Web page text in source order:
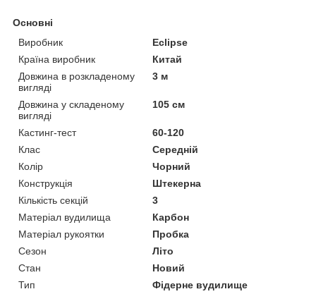
Основні
Виробник
Eclipse
Країна виробник
Китай
Довжина в розкладеному
вигляді
3 м
Довжина у складеному
вигляді
105 см
Кастинг-тест
60-120
Клас
Середній
Колір
Чорний
Конструкція
Штекерна
Кількість секцій
3
Матеріал вудилища
Карбон
Матеріал рукоятки
Пробка
Сезон
Літо
Стан
Новий
Тип
Фідерне вудилище